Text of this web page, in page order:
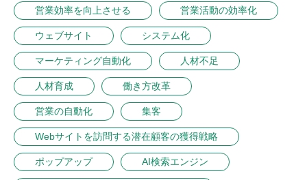
営業効率を向上させる 営業活動の効率化
ウェブサイト システム化
マーケティング自動化 人材不足
人材育成 働き方改革
営業の自動化 集客
Webサイトを訪問する潜在顧客の獲得戦略
ポップアップ AI検索エンジン